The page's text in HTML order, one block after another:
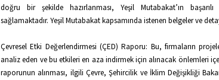
doğru bir şekilde hazırlanması, Yeşil Mutabakat’ın
sağlamaktadır. Yeşil Mutabakat kapsamında istenen belgeler ve
Çevresel Etki Değerlendirmesi (ÇED) Raporu: Bu, firmaların
analiz eden ve bu etkileri en aza indirmek için alınacak önlemleri
raporunun alınması, ilgili Çevre, Şehircilik ve İklim Değişikliği